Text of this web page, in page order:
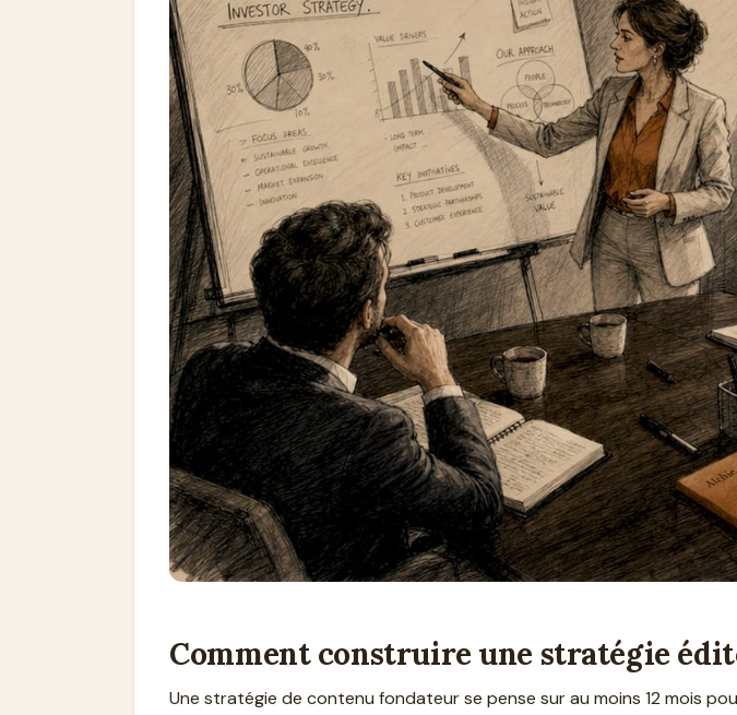
Comment construire une stratégie
Une stratégie de contenu fondateur se pense sur au moins 12 mois